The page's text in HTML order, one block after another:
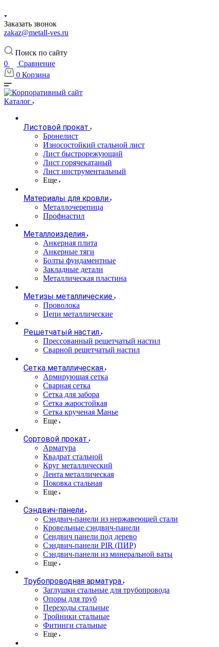
Заказать звонок
zakaz@metall-ves.ru
Поиск по сайту
0
Сравнение
0 Корзина
Каталог
Листовой прокат
Бронелист
Износостойкий стальной лист
Лист быстрорежующий
Лист горячекатаный
Лист инструментальный
Еще
Материалы для кровли
Металлочерепица
Профнастил
Металлоизделия
Анкерная плита
Анкерные тяги
Болты фундаментные
Закладные детали
Металлическая пластина
Метизы металлические
Проволока
Цепи металлические
Решетчатый настил
Прессованный решетчатый настил
Сварной решетчатый настил
Сетка металлическая
Армирующая сетка
Сварная сетка
Сетка для забора
Сетка жаростойкая
Сетка крученая Манье
Еще
Сортовой прокат
Арматура
Квадрат стальной
Круг металлический
Лента металлическая
Поковка стальная
Еще
Сэндвич-панели
Cэндвич-панели из нержавеющей стали
Кровельные сэндвич-панели
Сендвич панели под дерево
Сэндвич-панели PIR (ПИР)
Сэндвич-панели из минеральной ваты
Еще
Трубопроводная арматура
Заглушки стальные для трубопровода
Опоры для труб
Переходы стальные
Тройники стальные
Фитинги стальные
Еще